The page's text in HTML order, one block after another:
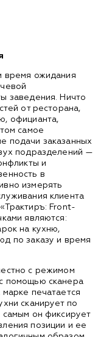
время ожидания
заведения. Ничто
от ресторана,
официанта,
самое
подачи заказанных
подразделений —
и
в
измерять
клиента
Front-
являются:
на кухню,
по заказу и время
с режимом
помощью сканера
печатается
сканирует по
он фиксирует
позиции и ее